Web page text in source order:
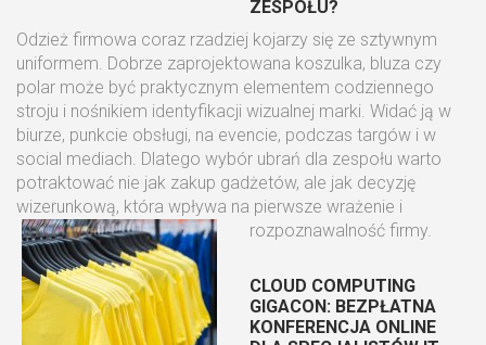
ZESPOŁU?
Odzież firmowa coraz rzadziej kojarzy się ze sztywnym
uniformem. Dobrze zaprojektowana koszulka, bluza czy
polar może być praktycznym elementem codziennego
stroju i nośnikiem identyfikacji wizualnej marki. Widać ją w
biurze, punkcie obsługi, na evencie, podczas targów i w
social mediach. Dlatego wybór ubrań dla zespołu warto
potraktować nie jak zakup gadżetów, ale jak decyzję
wizerunkową, która wpływa na pierwsze wrażenie i
rozpoznawalność firmy.
CLOUD COMPUTING
GIGACON: BEZPŁATNA
KONFERENCJA ONLINE